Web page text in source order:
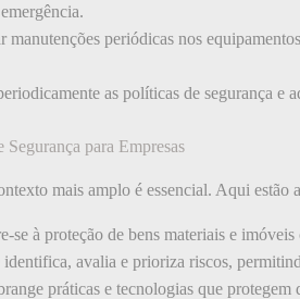
manutenções periódicas nos
as políticas de segurança e
para Empresas
mais amplo é essencial. Aqui estão
se à proteção de bens materiais e imóveis
identifica, avalia e prioriza riscos,
práticas e tecnologias que protegem